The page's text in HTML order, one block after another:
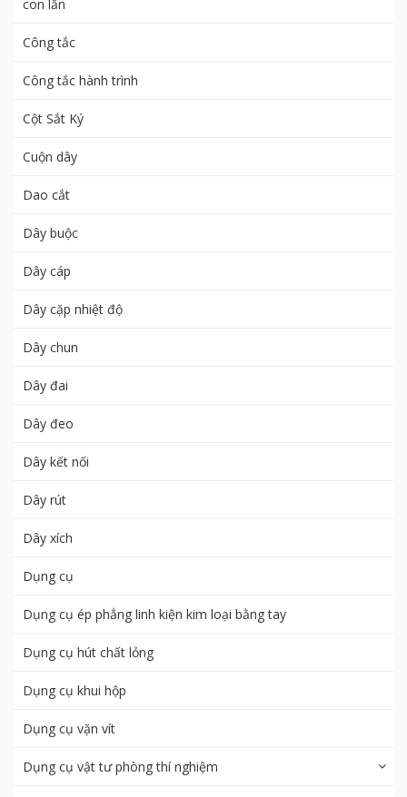
con lăn
Công tắc
Công tắc hành trình
Cột Sắt Ký
Cuộn dây
Dao cắt
Dây buộc
Dây cáp
Dây cặp nhiệt độ
Dây chun
Dây đai
Dây đeo
Dây kết nối
Dây rút
Dây xích
Dụng cụ
Dụng cụ ép phẳng linh kiện kim loại bằng tay
Dụng cụ hút chất lỏng
Dụng cụ khui hộp
Dụng cụ vặn vít
Dụng cụ vật tư phòng thí nghiệm